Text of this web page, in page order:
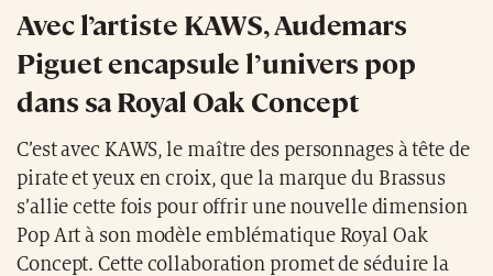
Avec l’artiste KAWS, Audemars
Piguet encapsule l’univers pop
dans sa Royal Oak Concept
C’est avec KAWS, le maître des personnages à tête de
pirate et yeux en croix, que la marque du Brassus
s’allie cette fois pour offrir une nouvelle dimension
Pop Art à son modèle emblématique Royal Oak
Concept. Cette collaboration promet de séduire la